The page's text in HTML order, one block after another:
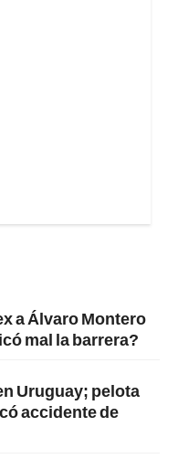
a Álvaro Montero
mal la barrera?
Uruguay; pelota
accidente de